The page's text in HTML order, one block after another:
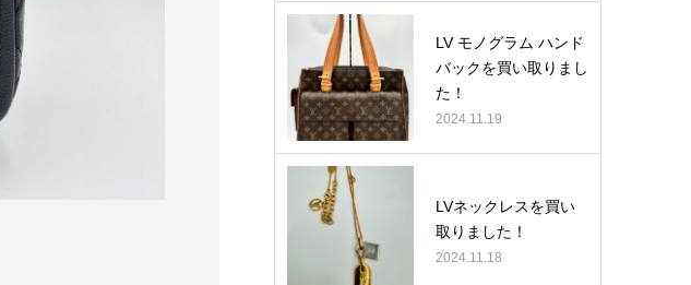
LV モノグラム ハンド
バックを買い取りまし
た！
2024.11.19
LVネックレスを買い
取りました！
2024.11.18